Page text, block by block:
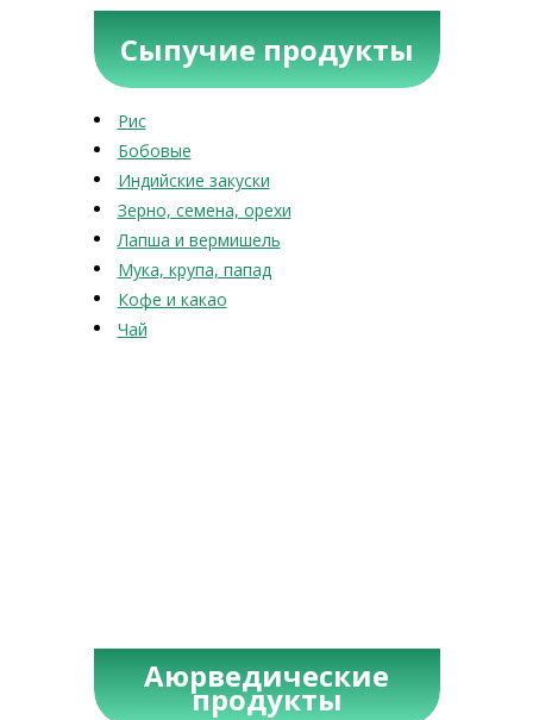
Сыпучие продукты
Рис
Бобовые
Индийские закуски
Зерно, семена, орехи
Лапша и вермишель
Мука, крупа, папад
Кофе и какао
Чай
Аюрведические
продукты